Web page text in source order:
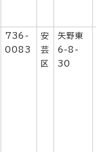
736-
0083
安
芸
区
矢野東
6-8-
30